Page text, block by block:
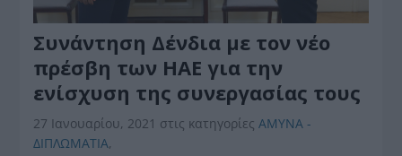
Συνάντηση Δένδια με τον νέο
πρέσβη των ΗΑE για την
ενίσχυση της συνεργασίας τους
27 Ιανουαρίου, 2021 στις κατηγορίεςΑΜΥΝΑ -
ΔΙΠΛΩΜΑΤΙΑ,